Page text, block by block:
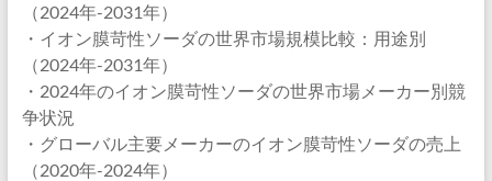
（2024年-2031年）
・イオン膜苛性ソーダの世界市場規模比較：用途別
（2024年-2031年）
・2024年のイオン膜苛性ソーダの世界市場メーカー別競
争状況
・グローバル主要メーカーのイオン膜苛性ソーダの売上
（2020年-2024年）